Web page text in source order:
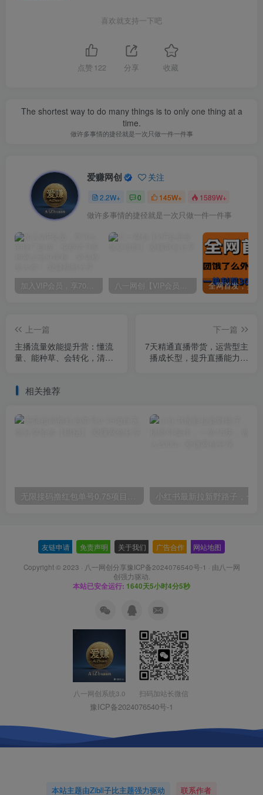
喜欢就支持一下吧
点赞 122 分享 收藏
The shortest way to do many things is to only one thing at a
time.
做许多事情的捷径就是一次只做一件一件事
爱赚网创 关注
2.2W+ 0 145W+ 1589W+
做许多事情的捷径就是一次只做一件一件事
加入VIP会员，享70%的推广提成，免费学习多种网上创业课程，菜鸟秒变大神！ 八一网创【VIP会员专属交流群】
上一篇
主播流量效能提升营：懂流
量、能种草、会转化，清晰
下一篇
7天精通直播带货，运营型主
播成长型，提升直播能力与
相关推荐
无限接码撸红包单号0.75项目无偿分享给你【揭秘】
友链申请 免责声明 关于我们 广告合作 网站地图
Copyright © 2023 · 八一网创分享豫ICP备2024076540号-1 · 由八一网
创强力驱动.
本站已安全运行: 1640天5小时4分6秒
八一网创系统3.0 扫码加站长微信
豫ICP备2024076540号-1
本站主题由Zibll子比主题强力驱动 联系作者